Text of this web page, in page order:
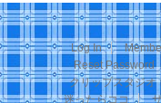
Log In
Reset Password
クリップスタジオ
迷ったらココ